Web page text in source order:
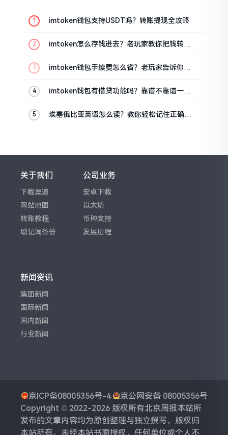
imtoken钱包支持USDT吗？转账提现全攻略
imtoken怎么存钱进去？老玩家教你把钱转进
imtoken钱包手续费怎么省？老玩家告诉你几
imtoken钱包有借贷功能吗？靠谱不靠谱一文
埃塞俄比亚英语怎么读？教你轻松记住正确发
关于我们
下载渠道
网站地图
转账教程
助记词备份
公司业务
安卓下载
以太坊
币种支持
发展历程
新闻资讯
集团新闻
国际新闻
国内新闻
行业新闻
京ICP备08005356号-4
京公网安备 08005356号
Copyright © 2022-2026 版权所有北京周报本站所
发布的文章内容均为原创整理与独立撰写，版权归
本站所有。未经本站书面授权，任何单位或个人不